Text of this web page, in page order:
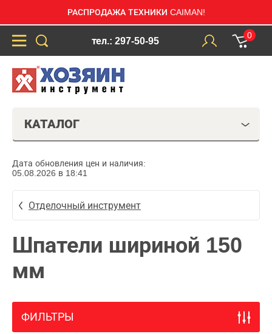
РАСПРОДАЖА ТЕХНИКИ CAIMAN!
тел.: 297-50-95
0
КАТАЛОГ
Дата обновления цен и наличия:
05.08.2026 в 18:41
Отделочный инструмент
Шпатели шириной 150
мм
ФИЛЬТРЫ